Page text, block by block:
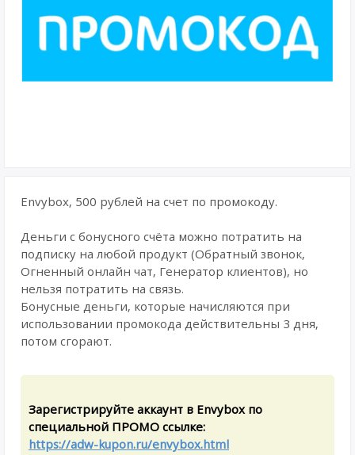
Envybox, 500 рублей на счет по промокоду.
Деньги с бонусного счёта можно потратить на
подписку на любой продукт (Обратный звонок,
Огненный онлайн чат, Генератор клиентов), но
нельзя потратить на связь.
Бонусные деньги, которые начисляются при
использовании промокода действительны 3 дня,
потом сгорают.
Зарегистрируйте аккаунт в Envybox по
специальной ПРОМО ссылке:
https://adw-kupon.ru/envybox.html